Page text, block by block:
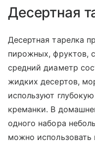
Десертная
Десертная тарелка
пирожных, фруктов,
средний диаметр
жидких десертов,
используют
креманки. В
одного набора
можно использовать